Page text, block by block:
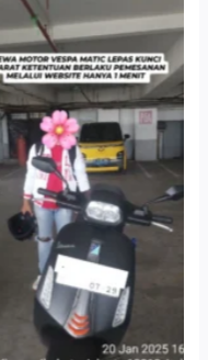
Cityplaza Jatinegara
Gedung Parkir P6A